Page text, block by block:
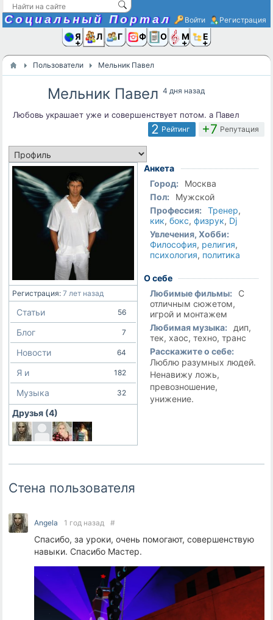
Социальный Портал Войти Регистрация
Я иЛюди
Группы
Фото Ещё
Пользователи Мельник Павел
Мельник Павел4 дня назад
Любовь украшает уже и совершенствует потом. а Павел
+7 Репутация
2 Рейтинг
Регистрация: 7 лет назад
Статьи 56
Блог 7
Новости 64
Я и 182
Музыка 32
Друзья (4)
Анкета
Город:
Москва
Пол:
Мужской
Профессия:
Тренер,
кик,бокс,физрук, Dj
Увлечения, Хобби:
Философия, религия,
психология, политика
О себе
Любимые фильмы:
С
отличным сюжетом,
игрой и монтажем
Любимая музыка:
дип,
тек, хаос, техно, транс
Расскажите о себе:
Люблю разумных людей.
Ненавижу ложь,
превозношение,
унижение.
Стена пользователя
Angela 1 год назад #
Спасибо, за уроки, очень помогают, совершенствую
навыки. Спасибо Мастер.